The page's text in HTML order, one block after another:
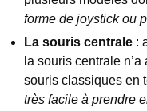
forme de joystick ou
La souris centrale :
la souris centrale
souris classiques en
très facile à prendre